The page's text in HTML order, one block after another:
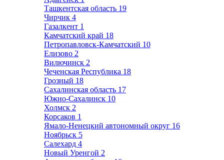
Ташкентская область 19
Чирчик 4
Газалкент 1
Камчатский край 18
Петропавловск-Камчатский 10
Елизово 2
Вилючинск 2
Чеченская Республика 18
Грозный 18
Сахалинская область 17
Южно-Сахалинск 10
Холмск 2
Корсаков 1
Ямало-Ненецкий автономный округ 16
Ноябрьск 5
Салехард 4
Новый Уренгой 2